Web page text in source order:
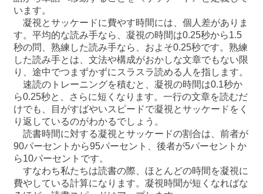
います。
凝視とサッケードに費やす時間には、個人差がありま
す。平均的な読み手なら、凝視の時間は0.25秒から1.5
秒の問、熟練した読み手なら、およそ0.25秒です。熟練
した読み手とは、文法や構成がおかしな文章でもない限
り、途中でつまずかずにスラスラ読める人を指します。
速読のトレーニングを積むと、凝視の時間は0.1秒か
ら0.25秒と、さらに短くなります。一行の文章を読むだ
けでも、目がすばやいスピードで凝視とサッケードをく
り返しているのがわかるでしょう。
読書時間に対する凝視とサッケードの割合は、前者が
90パーセントから95パーセント、後者が5パーセントか
ら10パーセントです。
すなわち私たちは読書の際、ほとんどの時間を凝視に
費やしている計算になります。凝視時聞が短くなればな